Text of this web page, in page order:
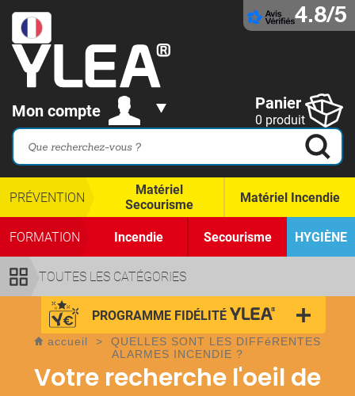
4.8/5
Mon compte Panier
0 produit
TOUTES LES CATÉGORIES
PRÉVENTION
Matériel
Secourisme
Matériel Incendie
FORMATION Incendie Secourisme HYGIÈNE
PROGRAMME FIDÉLITÉ
accueil >QUELLES SONT LES DIFFéRENTES
ALARMES INCENDIE ?
Votre recherche l'oeil de